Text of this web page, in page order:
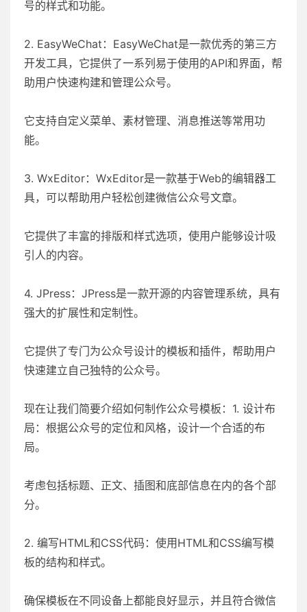
号的样式和功能。
2. EasyWeChat：EasyWeChat是一款优秀的第三方
开发工具，它提供了一系列易于使用的API和界面，帮
助用户快速构建和管理公众号。
它支持自定义菜单、素材管理、消息推送等常用功
能。
3. WxEditor：WxEditor是一款基于Web的编辑器工
具，可以帮助用户轻松创建微信公众号文章。
它提供了丰富的排版和样式选项，使用户能够设计吸
引人的内容。
4. JPress：JPress是一款开源的内容管理系统，具有
强大的扩展性和定制性。
它提供了专门为公众号设计的模板和插件，帮助用户
快速建立自己独特的公众号。
现在让我们简要介绍如何制作公众号模板：1. 设计布
局：根据公众号的定位和风格，设计一个合适的布
局。
考虑包括标题、正文、插图和底部信息在内的各个部
分。
2. 编写HTML和CSS代码：使用HTML和CSS编写模
板的结构和样式。
确保模板在不同设备上都能良好显示，并且符合微信